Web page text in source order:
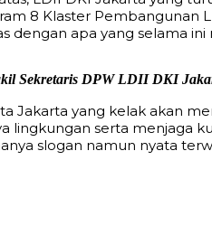
8 Klaster Pembangunan
dengan apa yang selama
Sekretaris DPW LDII DKI
Jakarta yang kelak akan
lingkungan serta menjaga
slogan namun nyata